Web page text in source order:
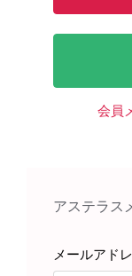
会員
アステラス
メールアド